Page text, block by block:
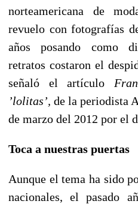
norteamericana de
revuelo con fotografías
años posando como
retratos costaron el
señaló el artículo
’lolitas’, de la periodista
de marzo del 2012 por el
Toca a nuestras puertas
Aunque el tema ha sido
nacionales, el pasado